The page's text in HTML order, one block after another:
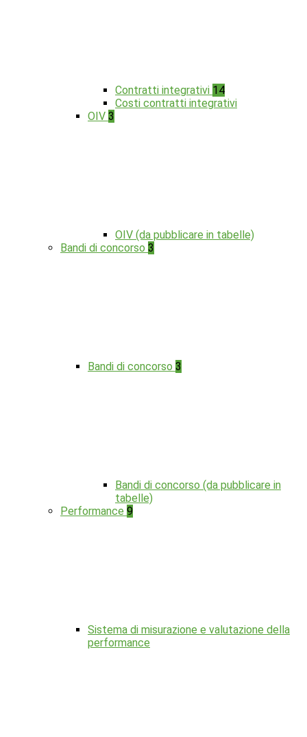
Contratti integrativi 14
Costi contratti integrativi
OIV 3
OIV (da pubblicare in tabelle)
Bandi di concorso 3
Bandi di concorso 3
Bandi di concorso (da pubblicare in
tabelle)
Performance 9
Sistema di misurazione e valutazione della
performance